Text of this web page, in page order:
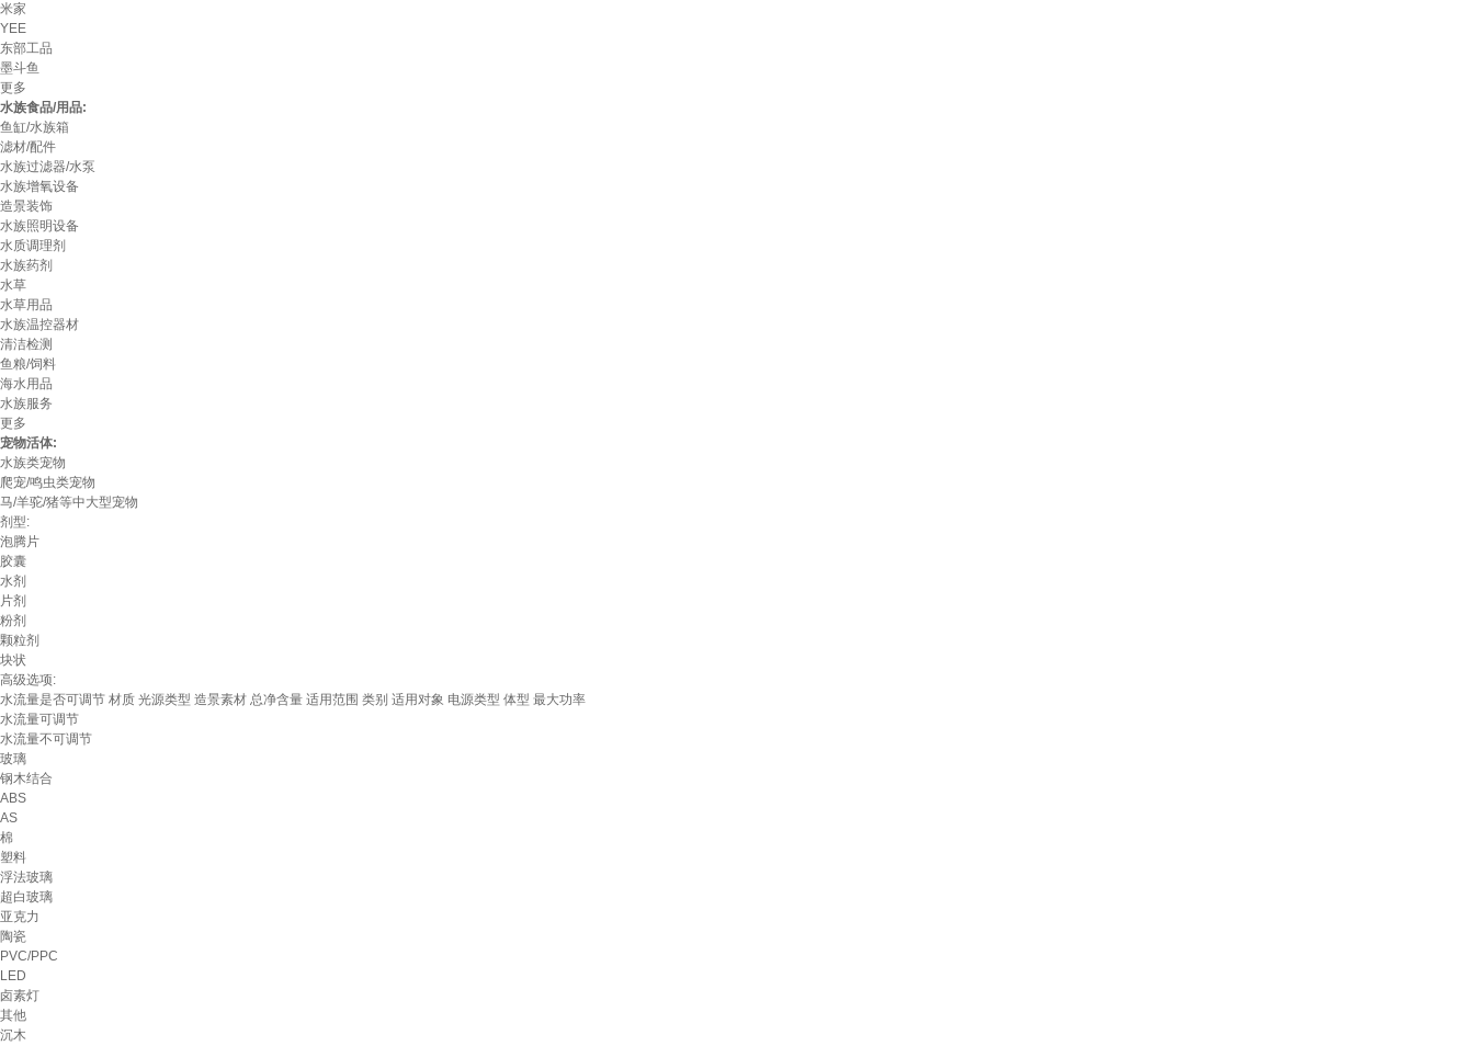
米家
YEE
东部工品
墨斗鱼
更多
水族食品/用品:
鱼缸/水族箱
滤材/配件
水族过滤器/水泵
水族增氧设备
造景装饰
水族照明设备
水质调理剂
水族药剂
水草
水草用品
水族温控器材
清洁检测
鱼粮/饲料
海水用品
水族服务
更多
宠物活体:
水族类宠物
爬宠/鸣虫类宠物
马/羊驼/猪等中大型宠物
剂型:
泡腾片
胶囊
水剂
片剂
粉剂
颗粒剂
块状
高级选项:
水流量是否可调节 材质 光源类型 造景素材 总净含量 适用范围 类别 适用对象 电源类型 体型 最大功率
水流量可调节
水流量不可调节
玻璃
钢木结合
ABS
AS
棉
塑料
浮法玻璃
超白玻璃
亚克力
陶瓷
PVC/PPC
LED
卤素灯
其他
沉木